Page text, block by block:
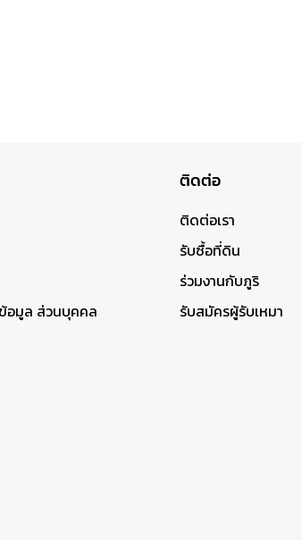
อมูล ส่วนบุคคล
ติดต่อ
ติดต่อเรา
รับซื้อที่ดิน
ร่วมงานกับภูริ
รับสมัครผู้รับเหมา